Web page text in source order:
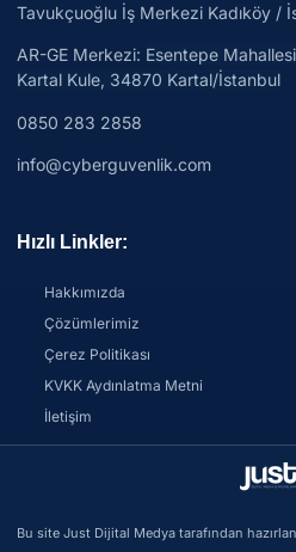
Tavukçuoğlu İş Merkezi Kadıköy /
AR-GE Merkezi: Esentepe
Kartal Kule, 34870 Kartal/İstanbul
0850 283 2858
info@cyberguvenlik.com
Hızlı Linkler:
Hakkımızda
Çözümlerimiz
Çerez Politikası
KVKK Aydınlatma Metni
İletişim
Bu site Just Dijital Medya tarafından